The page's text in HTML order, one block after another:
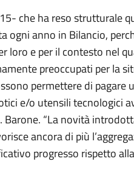
che ha reso strutturale
ogni anno in Bilancio,
loro e per il contesto nel
preoccupati per la
permettere di pagare
e/o utensili tecnologici
Barone. “La novità
ancora di più
progresso rispetto